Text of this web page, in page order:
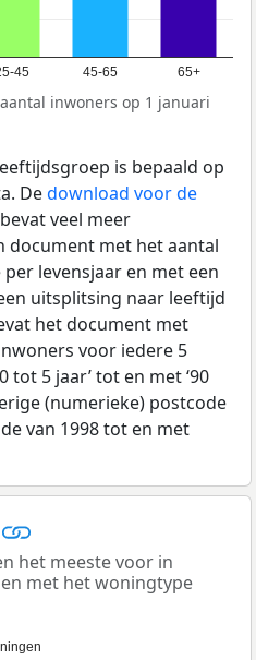
45 45-65 65+
inwoners op 1 januari
is bepaald op
Dedownload voor de
bevat veel meer
document met het aantal
levensjaar en met een
uitsplitsing naar leeftijd
het document met
voor iedere 5
tot 5 jaar’ tot en met ‘90
(numerieke) postcode
van 1998 tot en met
het meeste voor in
met het woningtype